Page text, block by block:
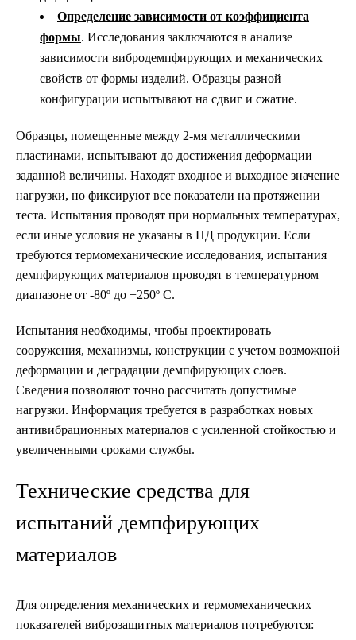
Определение зависимости от коэффициента
формы. Исследования заключаются в анализе
зависимости вибродемпфирующих и механических
свойств от формы изделий. Образцы разной
конфигурации испытывают на сдвиг и сжатие.
Образцы, помещенные между 2-мя металлическими
пластинами, испытывают до достижения деформации
заданной величины. Находят входное и выходное значение
нагрузки, но фиксируют все показатели на протяжении
теста. Испытания проводят при нормальных температурах,
если иные условия не указаны в НД продукции. Если
требуются термомеханические исследования, испытания
демпфирующих материалов проводят в температурном
диапазоне от -80º до +250º C.
Испытания необходимы, чтобы проектировать
сооружения, механизмы, конструкции с учетом возможной
деформации и деградации демпфирующих слоев.
Сведения позволяют точно рассчитать допустимые
нагрузки. Информация требуется в разработках новых
антивибрационных материалов с усиленной стойкостью и
увеличенными сроками службы.
Технические средства для
испытаний демпфирующих
материалов
Для определения механических и термомеханических
показателей виброзащитных материалов потребуются: